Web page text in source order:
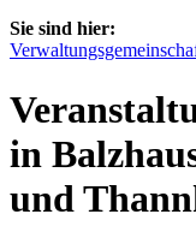
Sie sind hier:
in
und